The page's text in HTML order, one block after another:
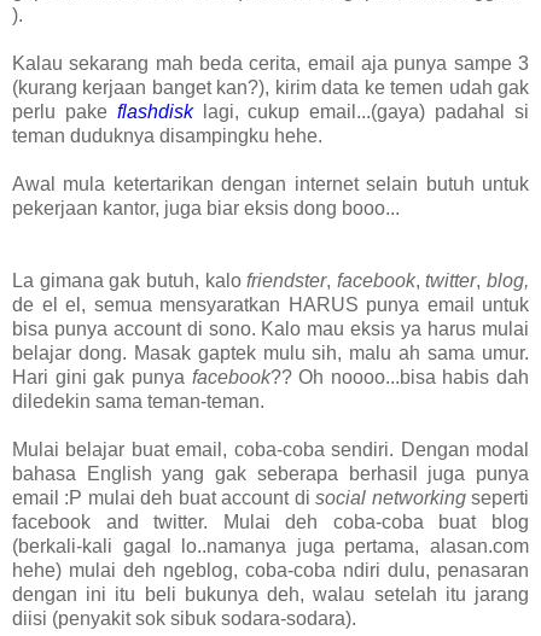
).
Kalau sekarang mah beda cerita, email aja punya sampe 3
(kurang kerjaan banget kan?), kirim data ke temen udah gak
perlu pake flashdisklagi, cukup email...(gaya) padahal si
teman duduknya disampingku hehe.
Awal mula ketertarikan dengan internet selain butuh untuk
pekerjaan kantor, juga biar eksis dong booo...
La gimana gak butuh, kalofriendster, facebook,twitter, blog,
de el el, semua mensyaratkan HARUS punya email untuk
bisa punya account di sono. Kalo mau eksis ya harus mulai
belajar dong. Masak gaptek mulu sih, malu ah sama umur.
Hari gini gak punya facebook?? Oh noooo...bisa habis dah
diledekin sama teman-teman.
Mulai belajar buat email, coba-coba sendiri. Dengan modal
bahasa English yang gak seberapa berhasil juga punya
email :P mulai deh buat account disocial networkingseperti
facebook and twitter. Mulai deh coba-coba buat blog
(berkali-kali gagal lo..namanya juga pertama, alasan.com
hehe) mulai deh ngeblog, coba-coba ndiri dulu, penasaran
dengan ini itu beli bukunya deh, walau setelah itu jarang
diisi (penyakit sok sibuk sodara-sodara).